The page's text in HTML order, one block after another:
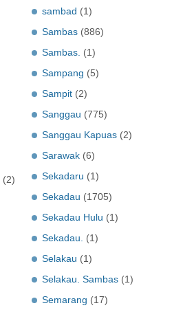
(2)
sambad (1)
Sambas (886)
Sambas. (1)
Sampang (5)
Sampit (2)
Sanggau (775)
Sanggau Kapuas (2)
Sarawak (6)
Sekadaru (1)
Sekadau (1705)
Sekadau Hulu (1)
Sekadau.
(1)
Selakau (1)
Selakau. Sambas (1)
Semarang (17)